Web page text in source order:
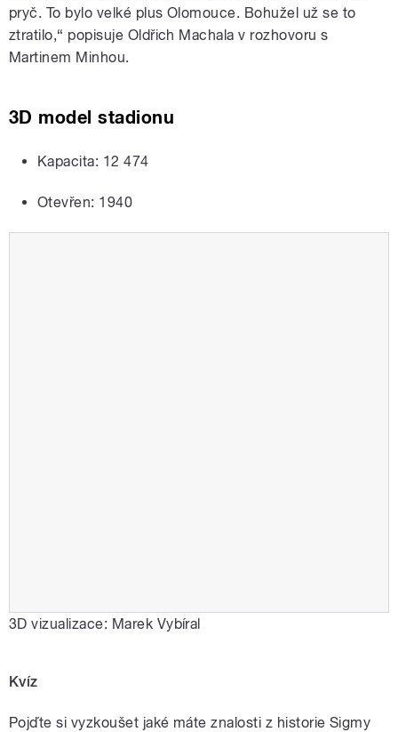
pryč. To bylo velké plus Olomouce. Bohužel už se to
ztratilo,“ popisuje Oldřich Machala v rozhovoru s
Martinem Minhou.
3D model stadionu
Kapacita: 12 474
Otevřen: 1940
3D vizualizace: Marek Vybíral
Kvíz
Pojďte si vyzkoušet jaké máte znalosti z historie Sigmy